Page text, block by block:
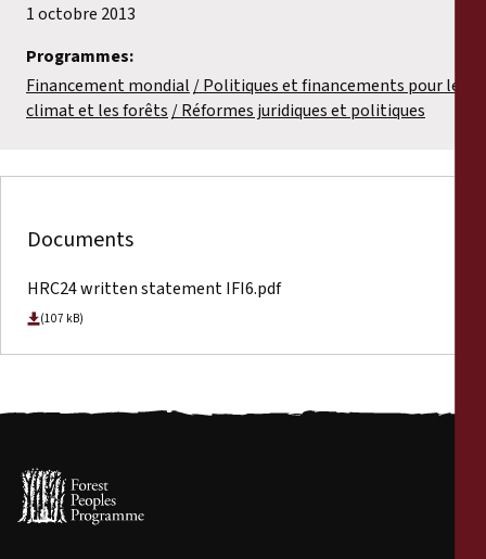
1 octobre 2013
Programmes:
Financement mondial
Politiques et financements pour le
climat et les forêts
Réformes juridiques et politiques
Documents
HRC24 written statement IFI6.pdf
(107 kB)